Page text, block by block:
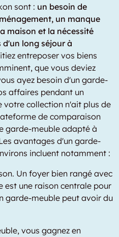
sont : un besoin de
un manque
maison et la nécessité
d'un long séjour à
entreposer vos biens
que vous deviez
ayez besoin d'un garde-
affaires pendant un
votre collection n'ait plus de
de comparaison
garde-meuble adapté à
avantages d'un garde-
incluent notamment :
Un foyer bien rangé avec
est une raison centrale pour
garde-meuble peut avoir du
vous gagnez en